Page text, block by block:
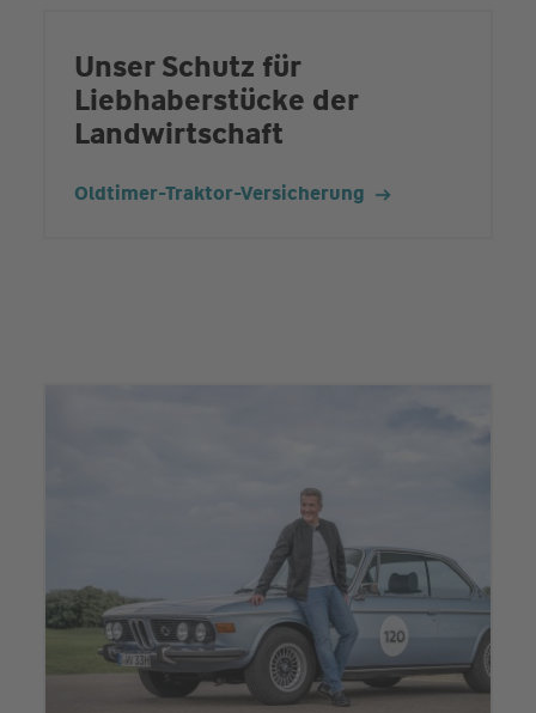
Unser Schutz für
Liebhaberstücke der
Landwirtschaft
Oldtimer-Traktor-Versicherung